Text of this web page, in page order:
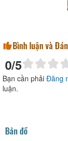
Bình luận và
0/5
Bạn cần phải Đăng
luận.
Bản đồ